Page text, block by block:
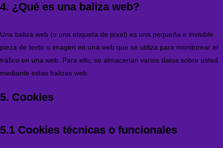
4. ¿Qué es una baliza web?
Una baliza web (o una etiqueta de píxel) es una pequeña e invisible
pieza de texto o imagen en una web que se utiliza para monitorear el
tráfico en una web. Para ello, se almacenan varios datos sobre usted
mediante estas balizas web.
5. Cookies
5.1 Cookies técnicas o funcionales